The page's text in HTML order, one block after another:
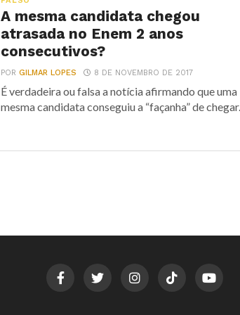
A mesma candidata chegou
atrasada no Enem 2 anos
consecutivos?
PORGILMAR LOPES 8 DE NOVEMBRO DE 2017
É verdadeira ou falsa a notícia afirmando que uma
mesma candidata conseguiu a “façanha” de